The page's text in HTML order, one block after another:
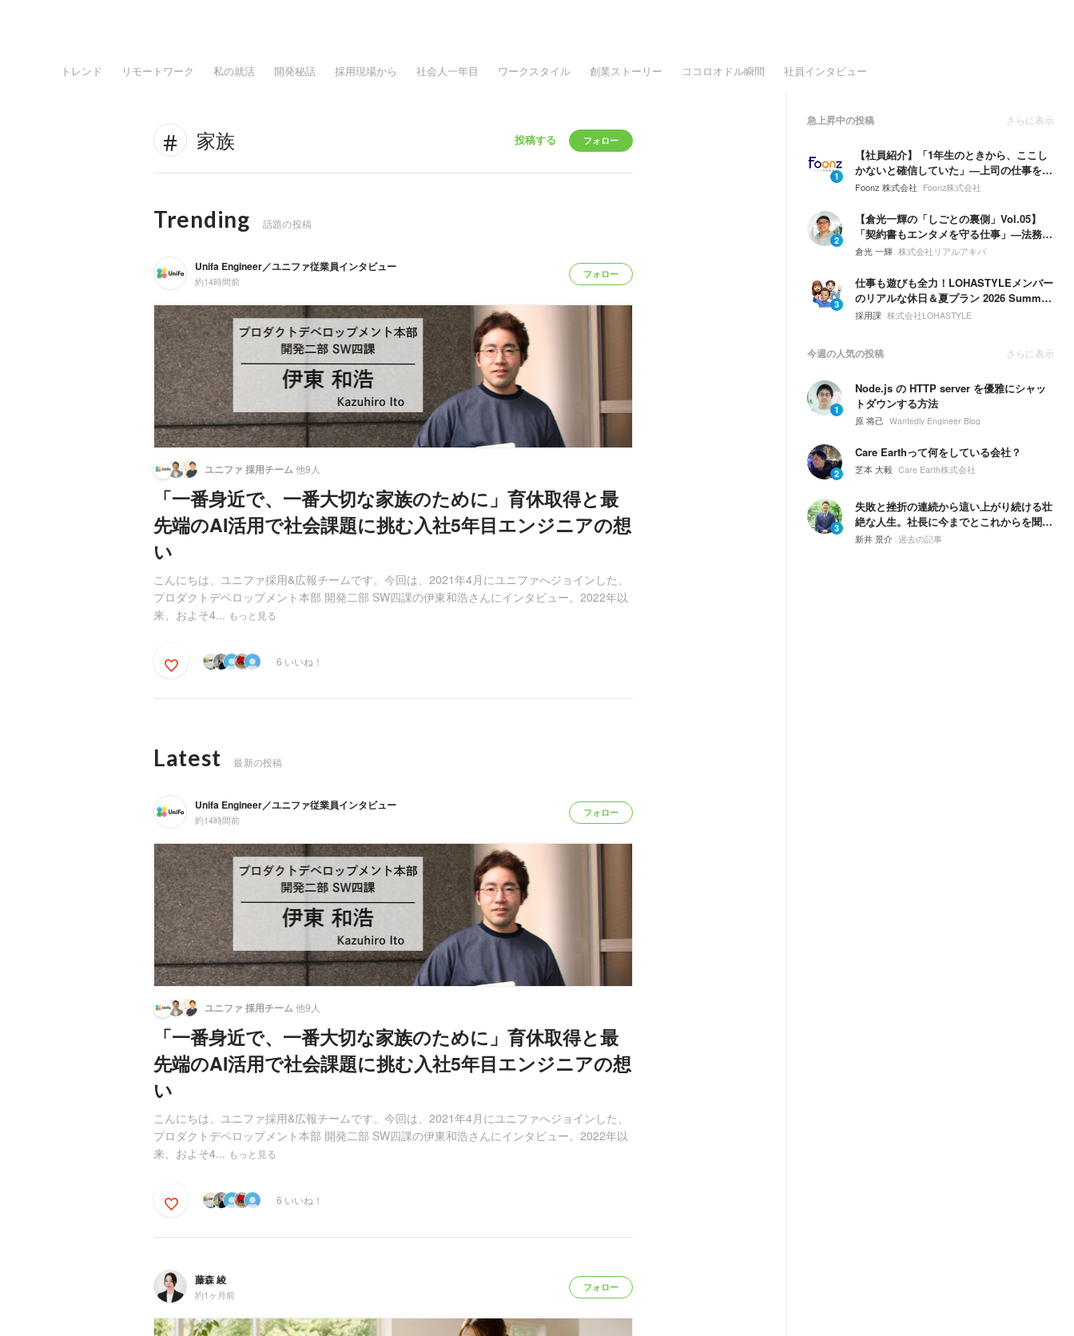
トレンド リモートワーク 私の就活 開発秘話 採用現場から 社会人一年目 ワークスタイル 創業ストーリー ココロオドル瞬間 社員インタビュー
家族 投稿する フォロー
Trending 話題の投稿
Unifa Engineer／ユニファ従業員インタビュー
約14時間前
フォロー
ユニファ 採用チーム他9人
「一番身近で、一番大切な家族のために」育休取得と最
先端のAI活用で社会課題に挑む入社5年目エンジニアの想
い
こんにちは、ユニファ採用&広報チームです。今回は、2021年4月にユニファへジョインした、
プロダクトデベロップメント本部 開発二部 SW四課の伊東和浩さんにインタビュー。2022年以
来、およそ4... もっと見る
6 いいね！
Latest 最新の投稿
Unifa Engineer／ユニファ従業員インタビュー
約14時間前
フォロー
ユニファ 採用チーム他9人
「一番身近で、一番大切な家族のために」育休取得と最
先端のAI活用で社会課題に挑む入社5年目エンジニアの想
い
こんにちは、ユニファ採用&広報チームです。今回は、2021年4月にユニファへジョインした、
プロダクトデベロップメント本部 開発二部 SW四課の伊東和浩さんにインタビュー。2022年以
来、およそ4... もっと見る
6 いいね！
藤森 綾
約1ヶ月前
フォロー
急上昇中の投稿 さらに表示
1
【社員紹介】「1年生のときから、ここし
かないと確信していた」—上司の仕事を奪
う勢いで、自分の領域を広げていく。
Foonz 株式会社 Foonz株式会社
2
【倉光一輝の「しごとの裏側」Vol.05】
「契約書もエンタメを守る仕事」—法務は
ブレーキじゃない。挑戦するための保険。
倉光 一輝 株式会社リアルアキバ
3
仕事も遊びも全力！LOHASTYLEメンバー
のリアルな休日＆夏プラン 2026 Summer
🌴☀️
採用課 株式会社LOHASTYLE
今週の人気の投稿 さらに表示
1
Node.js の HTTP server を優雅にシャッ
トダウンする方法
原 将己 Wantedly Engineer Blog
2
Care Earthって何をしている会社？
芝本 大毅 Care Earth株式会社
3
失敗と挫折の連続から這い上がり続ける壮
絶な人生。社長に今までとこれからを聞い
てみた。
新井 景介 過去の記事